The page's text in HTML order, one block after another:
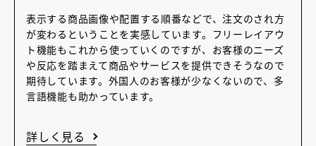
表示する商品画像や配置する順番などで、注文のされ方
が変わるということを実感しています。フリーレイアウ
ト機能もこれから使っていくのですが、お客様のニーズ
や反応を踏まえて商品やサービスを提供できそうなので
期待しています。外国人のお客様が少なくないので、多
言語機能も助かっています。
詳しく見る